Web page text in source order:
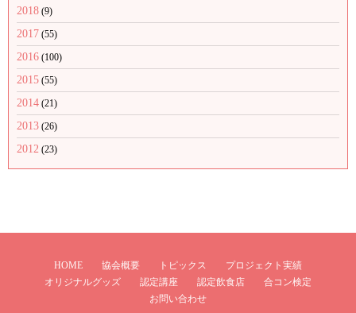
2018 (9)
2017 (55)
2016 (100)
2015 (55)
2014 (21)
2013 (26)
2012 (23)
HOME 協会概要 トピックス
プロジェクト実績
オリジナルグッズ
認定講座 認定飲食店
合コン検定
お問い合わせ